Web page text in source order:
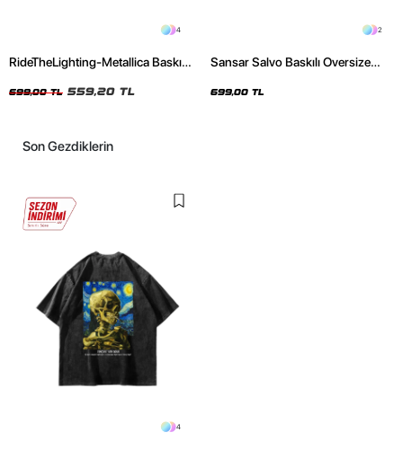
4
RideTheLighting-Metallica Baskılı
Tshirt
699,00 TL 559,20 TL
2
Sansar Salvo Baskılı Oversize
699,00 TL
Son Gezdiklerin
4